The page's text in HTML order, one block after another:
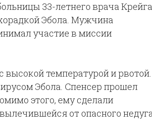
33-летнего врача Крейга
Эбола. Мужчина
участие в миссии
высокой температурой и рвотой.
Эбола. Спенсер прошел
этого, ему сделали
от опасного